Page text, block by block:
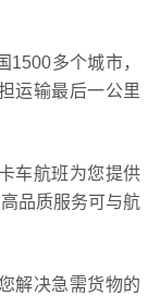
1500多个城市，
运输最后一公里
车航班为您提供
品质服务可与航
解决急需货物的